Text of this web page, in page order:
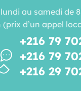
au samedi de
(prix d’un appel
+216 79
+216 79
+216 29